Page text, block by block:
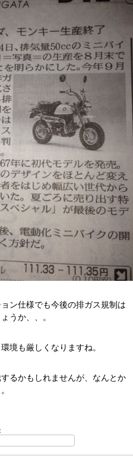
ン仕様でも今後の排ガス規制は
うか、、。
境も厳しくなりますね。
るかもしれませんが、なんとか